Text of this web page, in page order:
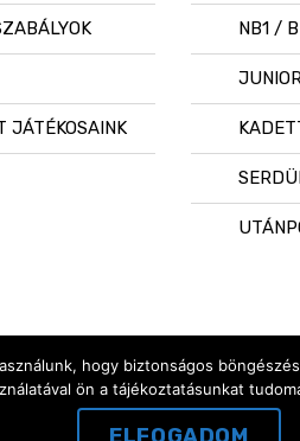
JÁTÉKOSAINK
NB1 / B
hogy biztonságos
ön a tájékoztatásunkat